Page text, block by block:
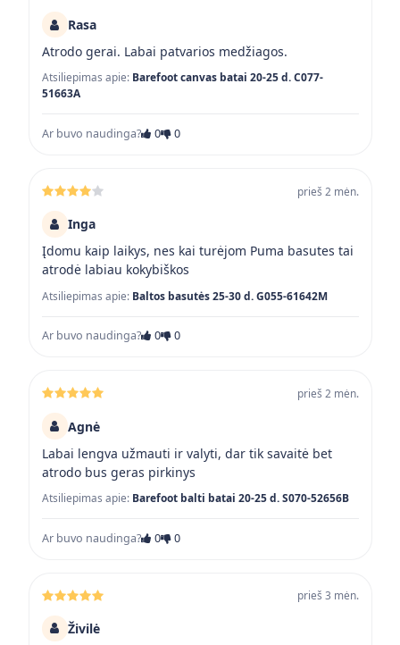
Rasa
Atrodo gerai. Labai patvarios medžiagos.
Atsiliepimas apie: Barefoot canvas batai 20-25 d. C077-
51663A
Ar buvo naudinga? 0 0
prieš 2 mėn.
Inga
Įdomu kaip laikys, nes kai turėjom Puma basutes tai
atrodė labiau kokybiškos
Atsiliepimas apie: Baltos basutės 25-30 d. G055-61642M
Ar buvo naudinga? 0 0
prieš 2 mėn.
Agnė
Labai lengva užmauti ir valyti, dar tik savaitė bet
atrodo bus geras pirkinys
Atsiliepimas apie: Barefoot balti batai 20-25 d. S070-52656B
Ar buvo naudinga? 0 0
prieš 3 mėn.
Živilė